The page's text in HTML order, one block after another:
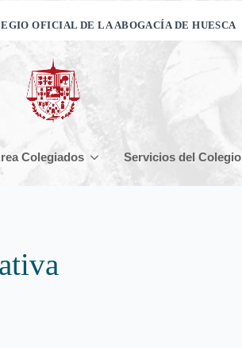
OFICIAL DE LA ABOGACÍA DE HUESCA
Colegiados Servicios del Colegio